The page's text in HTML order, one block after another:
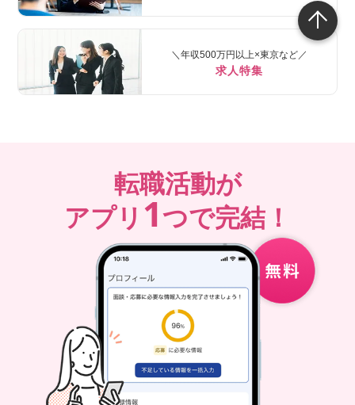
＼年収500万円以上×東京など／
求人特集
転職活動が
アプリ 1つで完結！